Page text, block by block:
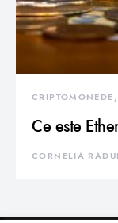
CRIPTOMONEDE
Ce este
CORNELIA